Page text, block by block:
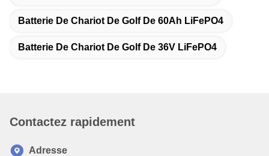
Batterie De Chariot De Golf De 60Ah LiFePO4
Batterie De Chariot De Golf De 36V LiFePO4
Contactez rapidement
Adresse